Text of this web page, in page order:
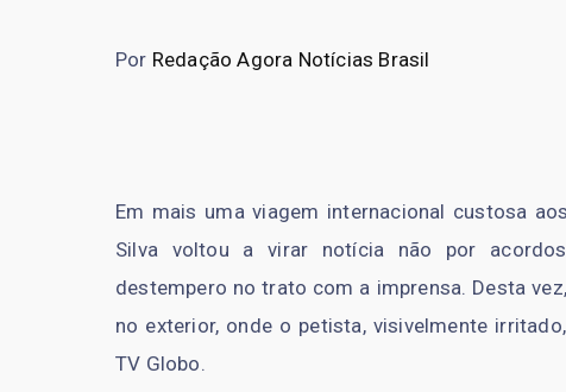
Por Redação Agora Notícias Brasil
Em mais uma viagem internacional custosa
Silva voltou a virar notícia não por
destempero no trato com a imprensa. Desta
no exterior, onde o petista, visivelmente
TV Globo.